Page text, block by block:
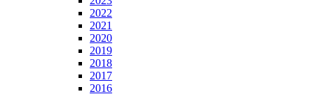
2022
2021
2020
2019
2018
2017
2016